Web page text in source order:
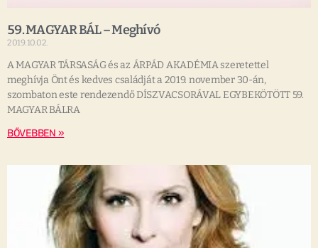
59. MAGYAR BÁL – Meghívó
2019.10.02.
A MAGYAR TÁRSASÁG és az ÁRPÁD AKADÉMIA szeretettel
meghívja Önt és kedves családját a 2019. november 30-án,
szombaton este rendezendő DÍSZVACSORÁVAL EGYBEKÖTÖTT 59.
MAGYAR BÁLRA
BŐVEBBEN »